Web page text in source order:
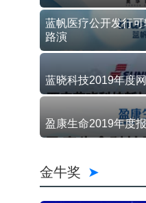
蓝帆医疗公开发行
路演
蓝晓科技2019年度
盈康生命2019年度
金牛奖